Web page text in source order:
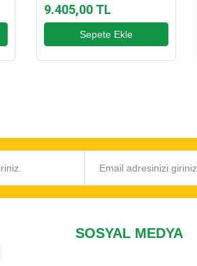
Sump Motoru
9.405,00 TL
Sepete Ekle
SOSYAL MEDYA